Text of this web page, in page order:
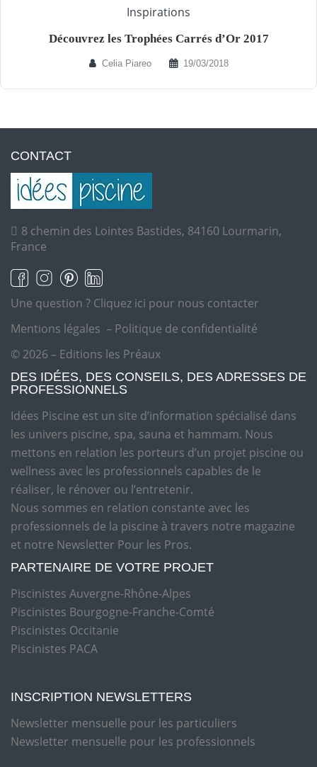
Inspirations
Découvrez les Trophées Carrés d’Or 2017
Celia Piareo 19/03/2018
CONTACT
8 chemin des Lointes Bastides, 84160 Lourmarin,
France
Une question ? Cliquez ici pour nous contacter
Mentions légales – Politique de confidentialité
© 2026 – Editions les Préaux
DES IDÉES, DES CONSEILS, DES ADRESSES DE
PROFESSIONNELS
Idées Piscine est un site d’information spécialisé dans
les univers piscine, spa, sauna et hammam. Nous
mettons en relation les porteurs d’un projet piscine ou
wellness avec les professionnels capables de le
réaliser, le rénover ou l’entretenir.
Nous sommes en relation constante avec les
professionnels de la piscine à travers notre magazine
et notre Newsletter Pour les Pros.
PARTENAIRE DE VOTRE PROJET
Piscinistes Auvergne-Rhône-Alpes
Piscinistes Bourgogne-Franche-Comté
Piscinistes Occitanie
Piscinistes PACA
INSCRIPTION NEWSLETTERS
Newsletter mensuelle pour les particuliers
Newsletter mensuelle pour les professionnels